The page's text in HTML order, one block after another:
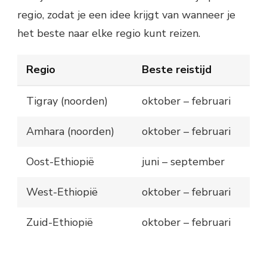
regio, zodat je een idee krijgt van wanneer je
het beste naar elke regio kunt reizen.
Regio Beste reistijd
Tigray (noorden) oktober – februari
Amhara (noorden) oktober – februari
Oost-Ethiopië juni – september
West-Ethiopië oktober – februari
Zuid-Ethiopië oktober – februari